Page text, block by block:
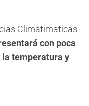
Climátimaticas
con poca
la temperatura y